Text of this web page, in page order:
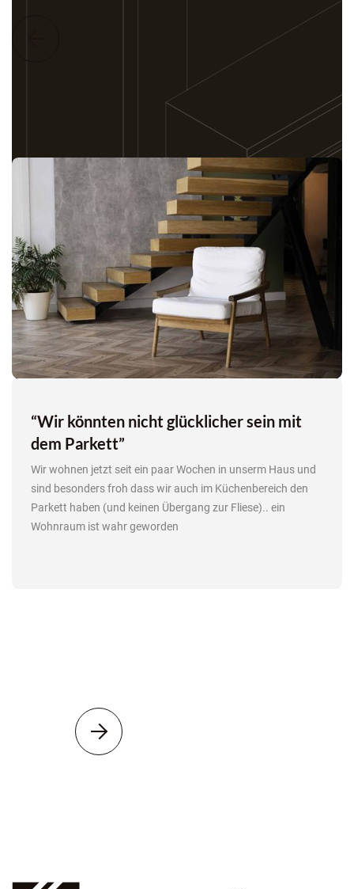
Was unsere Kunden sagen
“Wir könnten nicht glücklicher sein mit
dem Parkett”
Wir wohnen jetzt seit ein paar Wochen in unserm Haus und
sind besonders froh dass wir auch im Küchenbereich den
Parkett haben (und keinen Übergang zur Fliese).. ein
Wohnraum ist wahr geworden
